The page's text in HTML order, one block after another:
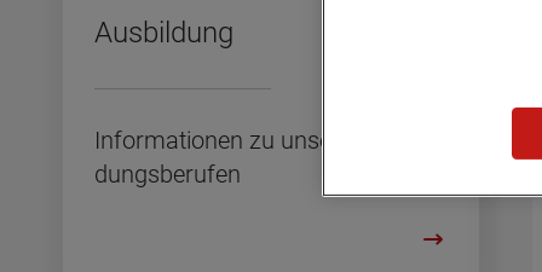
Aus­bil­dung
In­for­ma­tio­nen zu un­se­ren Aus­bil­
dungs­be­ru­fen